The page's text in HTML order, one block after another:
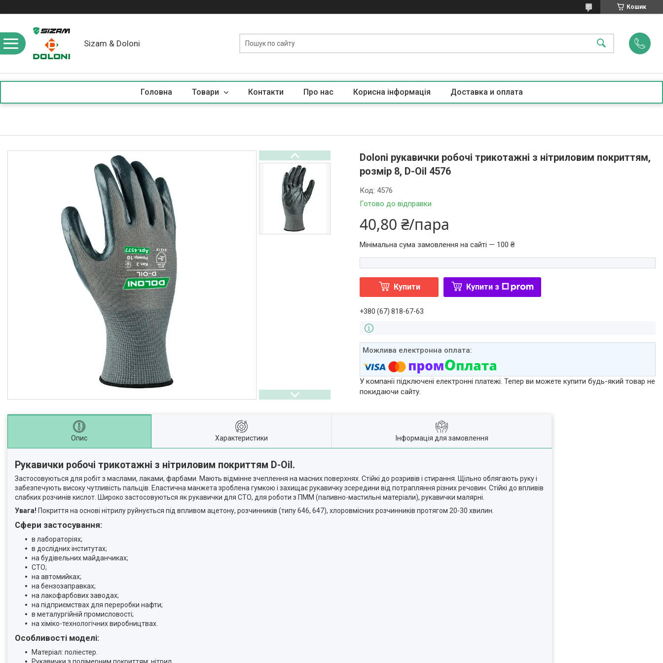
Кошик
Sizam & Doloni
Головна Товари Контакти Про нас Корисна iнформацiя Доставка и оплата
Doloni рукавички робочі трикотажні з нітриловим покриттям,
розмір 8, D-Oil 4576
Готово до відправки
Код:4576
40,80 ₴/пара
Мінімальна сума замовлення на сайті — 100 ₴
Купити Купити з
+380 (67) 818-67-63
У компанії підключені електронні платежі. Тепер ви можете купити будь-який товар не
покидаючи сайту.
Опис Характеристики Інформація для замовлення
Рукавички робочі трикотажні з нітриловим покриттям D-Oil.
Застосовуються для робіт з маслами, лаками, фарбами. Мають відмінне зчеплення на масних поверхнях. Стійкі до розривів і стирання. Щільно облягають руку і
забезпечують високу чутливість пальців. Еластична манжета зроблена гумкою і захищає рукавичку зсередини від потрапляння різних речовин. Стійкі до впливів
слабких розчинів кислот. Широко застосовуються як рукавички для СТО, для роботи з ПММ (паливно-мастильні матерiали), рукавички малярні.
Увага! Покриття на основі нітрилу руйнується під впливом ацетону, розчинників (типу 646, 647), хлоровмісних розчинників протягом 20-30 хвилин.
Сфери застосування:
в лабораторіях;
в дослідних інститутах;
на будівельних майданчиках;
СТО;
на автомийках;
на бензозаправках;
на лакофарбових заводах;
на підприємствах для переробки нафти;
в металургійній промисловості;
на хіміко-технологічних виробництвах.
Особливості моделі:
Матеріал: поліестер.